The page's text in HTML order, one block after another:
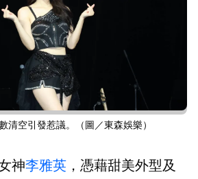
清空引發惹議。（圖／東森娛樂）
神李雅英 ，憑藉甜美外型及